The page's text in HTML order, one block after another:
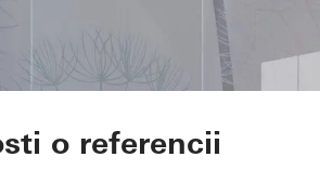
o referencii